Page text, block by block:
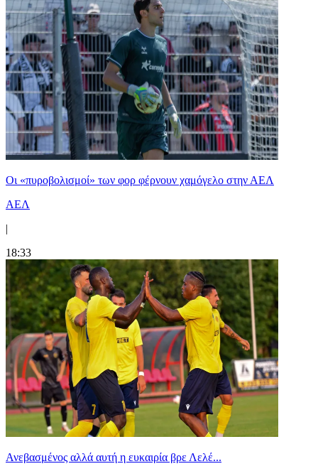
Οι «πυροβολισμοί» των φορ φέρνουν χαμόγελο στην ΑΕΛ
ΑΕΛ
|
18:33
Ανεβασμένος αλλά αυτή η ευκαιρία βρε Λελέ...